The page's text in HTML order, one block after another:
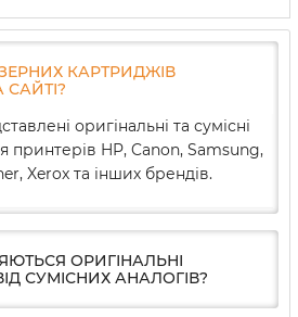
КАРТРИДЖІВ
оригінальні та сумісні
принтерів HP, Canon, Samsung,
Xerox та інших брендів.
ОРИГІНАЛЬНІ
СУМІСНИХ АНАЛОГІВ?